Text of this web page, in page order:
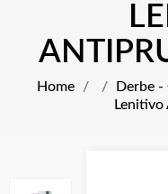
Home
Derbe